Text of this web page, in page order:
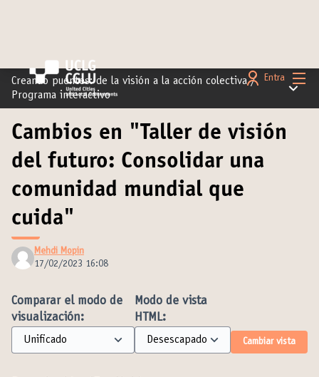
Entra
Creando puentes: de la visión a la acción colectiva /
Programa interactivo
Menú
Cambios en "Taller de visión
del futuro: Consolidar una
comunidad mundial que
cuida"
Mehdi Mopin
17/02/2023 16:08
Comparar el modo de
visualización:
Modo de vista
HTML:
Cambiar vista